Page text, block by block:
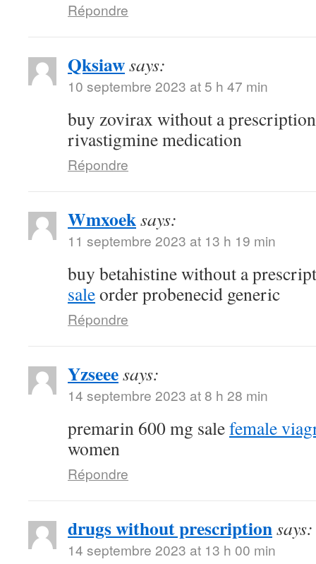
Répondre
Qksiawsays:
10 septembre 2023 at 5 h 47 min
buy zovirax without a
rivastigmine medication
Répondre
Wmxoeksays:
11 septembre 2023 at 13 h 19 min
buy betahistine without a
saleorder probenecid generic
Répondre
Yzseeesays:
14 septembre 2023 at 8 h 28 min
premarin 600 mg salefemale
women
Répondre
drugs without prescriptionsays:
14 septembre 2023 at 13 h 00 min